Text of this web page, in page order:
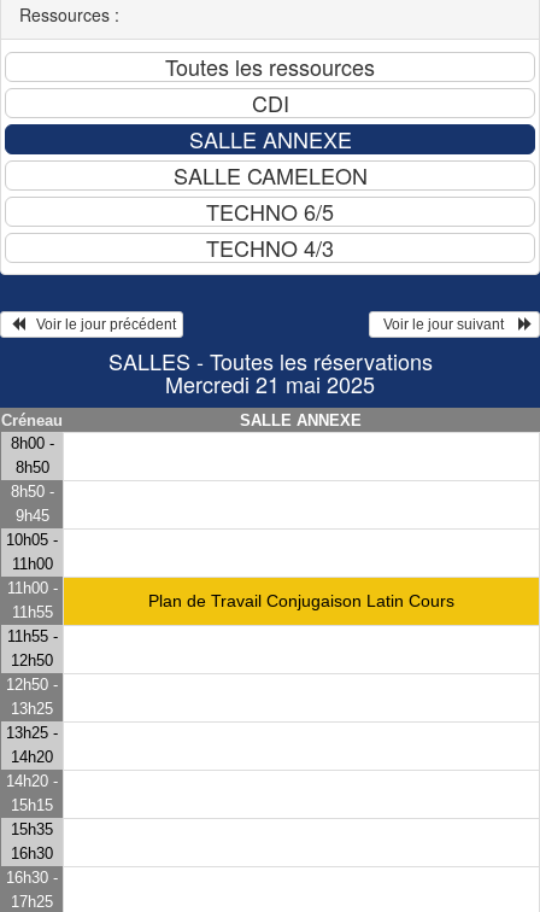
Ressources :
   Voir le jour précédent
  Voir le jour suivant
SALLES - Toutes les réservations
Mercredi 21 mai 2025
Créneau
SALLE ANNEXE
8h00 -
8h50
8h50 -
9h45
10h05 -
11h00
11h00 -
11h55
Plan de Travail Conjugaison Latin Cours
11h55 -
12h50
12h50 -
13h25
13h25 -
14h20
14h20 -
15h15
15h35
16h30
16h30 -
17h25